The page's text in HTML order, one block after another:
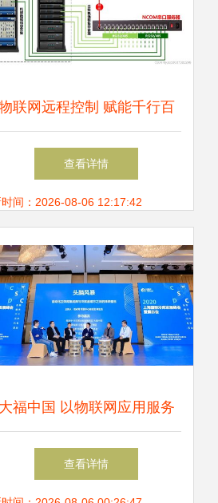
联网远程控制 赋能千行百
业的应用案例与服务新形态
查看详情
间：2026-08-06 12:17:42
大福中国 以物联网应用服务
赋能客户，创造卓越产品附加
查看详情